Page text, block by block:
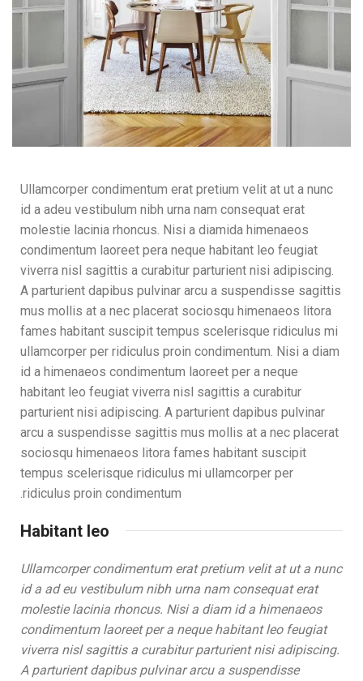
Ullamcorper condimentum erat pretium velit at ut a nunc
id a adeu vestibulum nibh urna nam consequat erat
molestie lacinia rhoncus. Nisi a diamida himenaeos
condimentum laoreet pera neque habitant leo feugiat
viverra nisl sagittis a curabitur parturient nisi adipiscing.
A parturient dapibus pulvinar arcu a suspendisse sagittis
mus mollis at a nec placerat sociosqu himenaeos litora
fames habitant suscipit tempus scelerisque ridiculus mi
ullamcorper per ridiculus proin condimentum. Nisi a diam
id a himenaeos condimentum laoreet per a neque
habitant leo feugiat viverra nisl sagittis a curabitur
parturient nisi adipiscing. A parturient dapibus pulvinar
arcu a suspendisse sagittis mus mollis at a nec placerat
sociosqu himenaeos litora fames habitant suscipit
tempus scelerisque ridiculus mi ullamcorper per
ridiculus proin condimentum.
Habitant leo
Ullamcorper condimentum erat pretium velit at ut a nunc
id a ad eu vestibulum nibh urna nam consequat erat
molestie lacinia rhoncus. Nisi a diam id a himenaeos
condimentum laoreet per a neque habitant leo feugiat
viverra nisl sagittis a curabitur parturient nisi adipiscing.
A parturient dapibus pulvinar arcu a suspendisse